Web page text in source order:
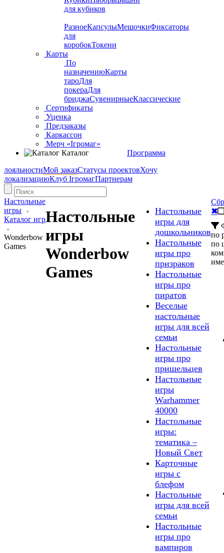
для кубиков
РазноеКапсулыМешочкиФиксаторы
для
коробокТокени
Карты
По
назначениюКарты
тароДля
покераДля
бриджаСувенирныеКлассические
Сертификаты
Уценка
Предзаказы
Каркассон
Мерч «Ігромаг»
Каталог
Программа
лояльностиМой заказСтатусы проектовХочу
локализациюКлуб ІгромагПартнерам
Настольные
игры
Каталог игр
Wonderbow
Games
Настольные
игры
Wonderbow
Games
Настольные
игры для
дошкольников
Настольные
игры про
призраков
Настольные
игры про
пиратов
Веселые
настольные
игры для всей
семьи
Настольные
игры про
пришельцев
Настольные
игры
Warhammer
40000
Настольные
игры:
тематика –
Новый Свет
Карточные
игры с
блефом
Настольные
игры для всей
семьи
Настольные
игры про
вампиров
✖
по
по